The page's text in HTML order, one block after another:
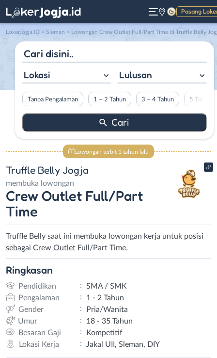
Pasang
Gelap
LokerJogja.ID > Sleman > Lowongan Crew Outlet Full/Part Time di Truffle Belly
Lokasi Lulusan
Tanpa Pengalaman 1 – 2 Tahun 3 – 4 Tahun 5 Tahun
Lowongan terbit 1 tahun lalu
Truffle Belly Jogja
membuka lowongan
Crew Outlet Full/Part
Time
Truffle Belly saat ini membuka lowongan kerja untuk posisi
sebagai Crew Outlet Full/Part Time.
Ringkasan
Pendidikan :
SMA / SMK
Pengalaman
:
1 - 2 Tahun
Gender
:
Pria/Wanita
Umur
:
18 - 35 Tahun
Besaran Gaji
:
Kompetitif
Lokasi Kerja
: Jakal UII, Sleman, DIY